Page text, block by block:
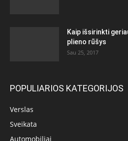
Kaip išsirinkti
plieno rūšys
Sau 25, 2017
POPULIARIOS KATEGORIJOS
Verslas
Sveikata
Automobiliai